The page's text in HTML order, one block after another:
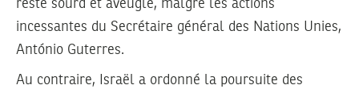
reste sourd et aveugle, malgré les actions
incessantes du Secrétaire général des Nations Unies,
António Guterres.
Au contraire, Israël a ordonné la poursuite des